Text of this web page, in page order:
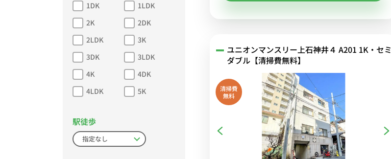
ユニオンマンスリー上石神井４ A201 1K・セミ
ダブル【清掃費無料】
清掃費
無料
1DK
1LDK
2K
2DK
2LDK
3K
3DK
3LDK
4K
4DK
4LDK
5K
駅徒歩